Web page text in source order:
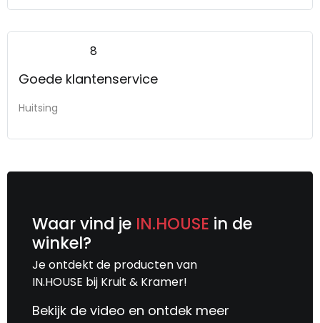
8
Goede klantenservice
Huitsing
Waar vind je IN.HOUSE in de
winkel?
Je ontdekt de producten van
IN.HOUSE bij Kruit & Kramer!
Bekijk de video en ontdek meer